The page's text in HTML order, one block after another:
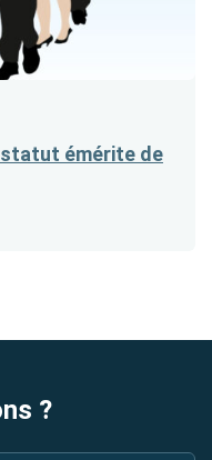
émérite de
?